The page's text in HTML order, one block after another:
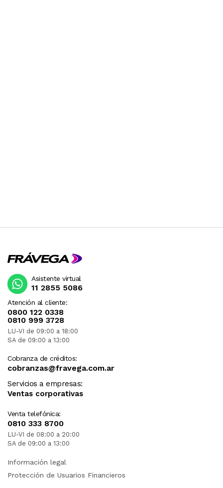
Atención al cliente:
0800 122 0338
0810 999 3728
LU-VI de 09:00 a 18:00
SA de 09:00 a 13:00
Cobranza de créditos:
cobranzas@fravega.com.ar
Servicios a empresas:
Ventas corporativas
Venta telefónica:
0810 333 8700
LU-VI de 08:00 a 20:00
SA de 09:00 a 13:00
Asistente virtual
11 2855 5086
Información legal
Protección de Usuarios Financieros